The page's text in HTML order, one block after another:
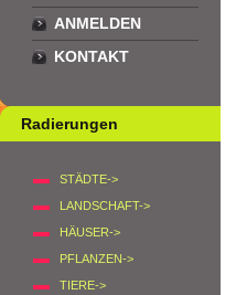
ANMELDEN
KONTAKT
Radierungen
STÄDTE->
LANDSCHAFT->
HÄUSER->
PFLANZEN->
TIERE->